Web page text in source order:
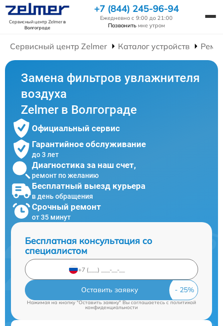
Сервисный центр Zelmerв
Волгограде
+7 (844) 245-96-94
Ежедневно с 9:00 до 21:00
Позвонить мне утром
Сервисный центр Zelmer Каталог устройств
Замена фильтров увлажнителя
воздуха
Zelmer в Волгограде
Официальный сервис
Гарантийное обслуживание
до 3 лет
Диагностика за наш счет,
ремонт по желанию
Бесплатный выезд курьера
в день обращения
Срочный ремонт
от 35 минут
Бесплатная консультация со
специалистом
Оставить заявку
Нажимая на кнопку "Оставить заявку" Вы соглашаетесь c политикой
конфиденциальности